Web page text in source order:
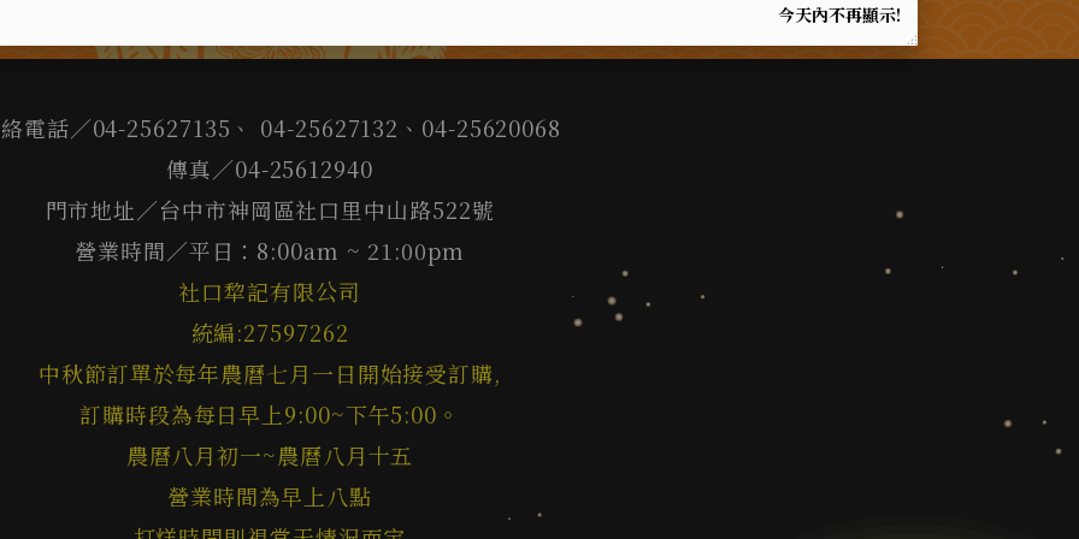
電話／04-25627135、 04-25627132、04-25620068
傳真／04-25612940
門市地址／台中市神岡區社口里中山路522號
營業時間／平日：8:00am ~ 21:00pm
社口犂記有限公司
統編:27597262
中秋節訂單於每年農曆七月一日開始接受訂購,
訂購時段為每日早上9:00~下午5:00。
農曆八月初一~農曆八月十五
營業時間為早上八點
今天內不再顯示!